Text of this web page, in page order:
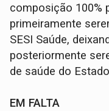
composição 100%
primeiramente
SESI Saúde,
posteriormente
de saúde do
EM FALTA